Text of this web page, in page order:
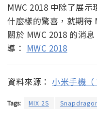
MWC 2018 中除了展
什麼樣的驚喜，就期待
關於 MWC 2018 的消
導： MWC 2018
資料來源： 小米手機（
Tags: MIX 2S